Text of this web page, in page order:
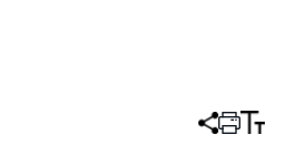
分 打 调